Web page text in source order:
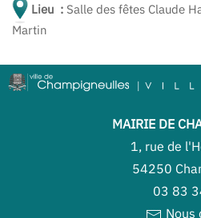
Lieu : Salle des fêtes Claude
Martin
MAIRIE DE
1, rue de
54250
03 83
Nous